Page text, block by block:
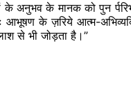
के अनुभव के मानक कोपुन
आभूषण केज़रियेआत्म-
से भी जोड़ता है।”